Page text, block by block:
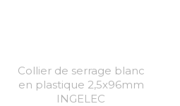
Collier de serrage blanc
en plastique 2,5x96mm
INGELEC